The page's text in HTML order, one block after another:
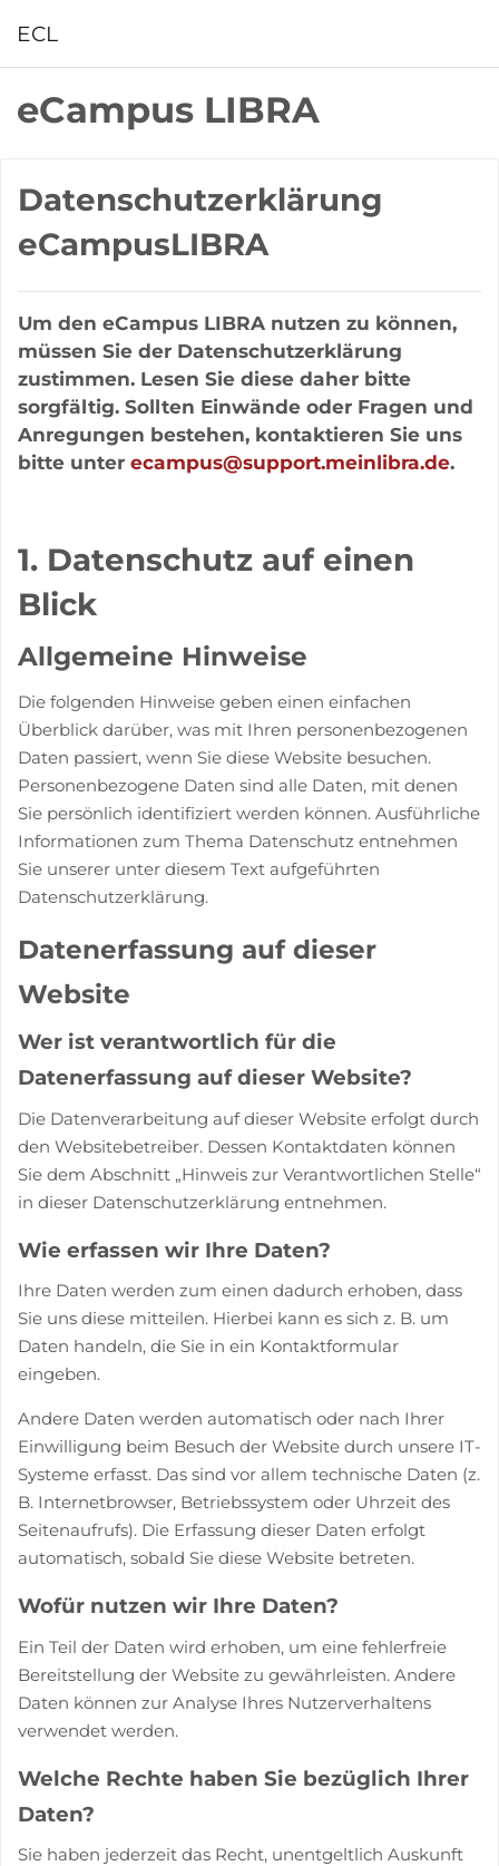
ECL
eCampus LIBRA
Datenschutzerklärung
eCampusLIBRA
Um den eCampus LIBRA nutzen zu können,
müssen Sie der Datenschutzerklärung
zustimmen. Lesen Sie diese daher bitte
sorgfältig. Sollten Einwände oder Fragen und
Anregungen bestehen, kontaktieren Sie uns
bitte unter ecampus@support.meinlibra.de.
1. Datenschutz auf einen
Blick
Allgemeine Hinweise
Die folgenden Hinweise geben einen einfachen
Überblick darüber, was mit Ihren personenbezogenen
Daten passiert, wenn Sie diese Website besuchen.
Personenbezogene Daten sind alle Daten, mit denen
Sie persönlich identifiziert werden können. Ausführliche
Informationen zum Thema Datenschutz entnehmen
Sie unserer unter diesem Text aufgeführten
Datenschutzerklärung.
Datenerfassung auf dieser
Website
Wer ist verantwortlich für die
Datenerfassung auf dieser Website?
Die Datenverarbeitung auf dieser Website erfolgt durch
den Websitebetreiber. Dessen Kontaktdaten können
Sie dem Abschnitt „Hinweis zur Verantwortlichen Stelle“
in dieser Datenschutzerklärung entnehmen.
Wie erfassen wir Ihre Daten?
Ihre Daten werden zum einen dadurch erhoben, dass
Sie uns diese mitteilen. Hierbei kann es sich z. B. um
Daten handeln, die Sie in ein Kontaktformular
eingeben.
Andere Daten werden automatisch oder nach Ihrer
Einwilligung beim Besuch der Website durch unsere IT-
Systeme erfasst. Das sind vor allem technische Daten (z.
B. Internetbrowser, Betriebssystem oder Uhrzeit des
Seitenaufrufs). Die Erfassung dieser Daten erfolgt
automatisch, sobald Sie diese Website betreten.
Wofür nutzen wir Ihre Daten?
Ein Teil der Daten wird erhoben, um eine fehlerfreie
Bereitstellung der Website zu gewährleisten. Andere
Daten können zur Analyse Ihres Nutzerverhaltens
verwendet werden.
Welche Rechte haben Sie bezüglich Ihrer
Daten?
Sie haben jederzeit das Recht, unentgeltlich Auskunft